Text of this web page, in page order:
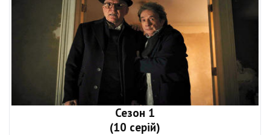
Сезон 1
(10 серій)